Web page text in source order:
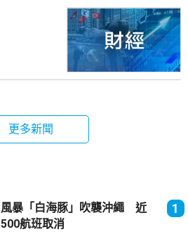
更多新聞
風暴「白海豚」吹襲沖繩 近
500航班取消
1